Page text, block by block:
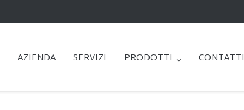
AZIENDA SERVIZI PRODOTTI CONTATTI